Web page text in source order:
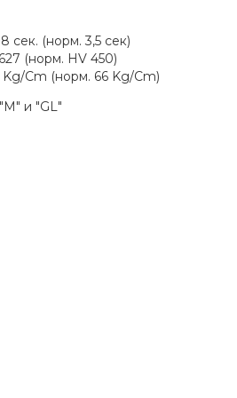
сек. (норм. 3,5 сек)
(норм. HV 450)
Cm (норм. 66 Kg/Cm)
и "GL"